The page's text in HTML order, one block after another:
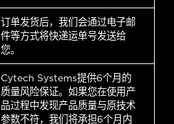
订单发货后，我们会通过电子邮
件等方式将快递运单号发送给
您。
Cytech Systems提供6个月的
质量风险保证。如果您在使用产
品过程中发现产品质量与原技术
参数不符，我们将承担6个月内